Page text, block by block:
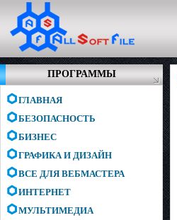
ПРОГРАММЫ
ГЛАВНАЯ
БЕЗОПАСНОСТЬ
БИЗНЕС
ГРАФИКА И ДИЗАЙН
ВСЕ ДЛЯ ВЕБМАСТЕРА
ИНТЕРНЕТ
МУЛЬТИМЕДИА